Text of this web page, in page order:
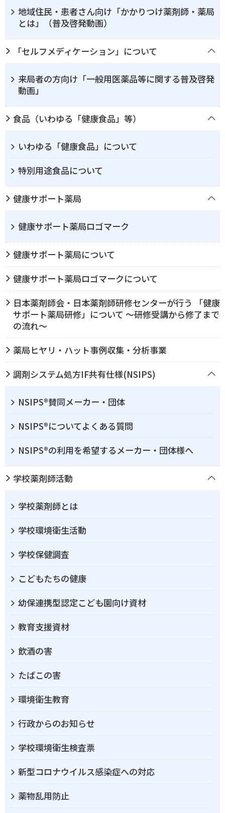
地域住民・患者さん向け「かかりつけ薬剤師・薬局
とは」（普及啓発動画）
「セルフメディケーション」について
来局者の方向け「一般用医薬品等に関する普及啓発
動画」
食品（いわゆる「健康食品」等）
いわゆる「健康食品」について
特別用途食品について
健康サポート薬局
健康サポート薬局ロゴマーク
健康サポート薬局について
健康サポート薬局ロゴマークについて
日本薬剤師会・日本薬剤師研修センターが行う 「健康
サポート薬局研修」について ～研修受講から修了まで
の流れ～
薬局ヒヤリ・ハット事例収集・分析事業
調剤システム処方IF共有仕様(NSIPS)
NSIPS®賛同メーカー・団体
NSIPS®についてよくある質問
NSIPS®の利用を希望するメーカー・団体様へ
学校薬剤師活動
学校薬剤師とは
学校環境衛生活動
学校保健調査
こどもたちの健康
幼保連携型認定こども園向け資材
教育支援資材
飲酒の害
たばこの害
環境衛生教育
行政からのお知らせ
学校環境衛生検査票
新型コロナウイルス感染症への対応
薬物乱用防止